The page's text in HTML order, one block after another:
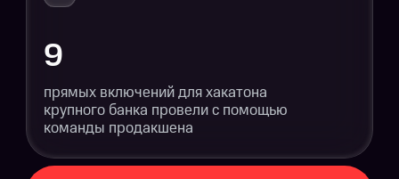
прямых включений для хакатона
крупного банка провели с помощью
команды продакшена
9